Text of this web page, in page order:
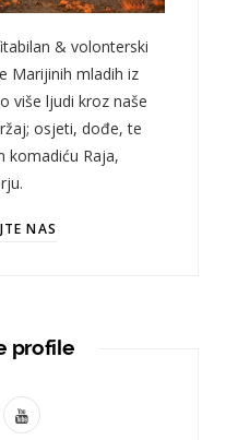
& volonterski
Marijinih mladih iz
više ljudi kroz naše
osjeti, dođe, te
komadiću Raja,
NAS
profile
Y